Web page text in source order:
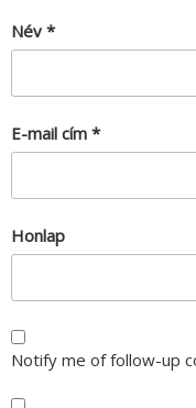
Név *
E-mail cím *
Honlap
Notify me of follow-up